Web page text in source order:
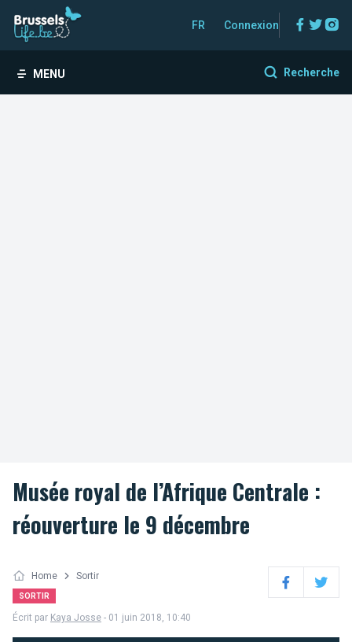
FR Connexion
MENU Recherche
Musée royal de l’Afrique Centrale :
réouverture le 9 décembre
Home Sortir
SORTIR FacebookTwitter
Écrit par Kaya Josse - 01 juin 2018, 10:40